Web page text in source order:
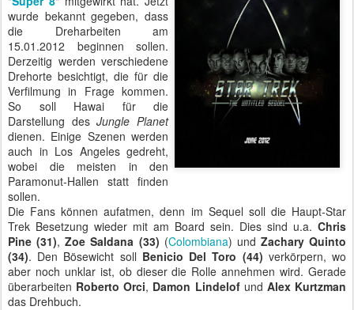
wurde bekannt gegeben, dass
die Dreharbeiten am
15.01.2012 beginnen sollen.
Derzeitig werden verschiedene
Drehorte besichtigt, die für die
Verfilmung in Frage kommen.
So soll Hawai für die
Darstellung desJungle Planet
dienen. Einige Szenen werden
auch in Los Angeles gedreht,
wobei die meisten in den
Paramonut-Hallen statt finden
sollen.
Die Fans können aufatmen, denn im Sequel soll die Haupt-Star
Trek Besetzung wieder mit am Board sein. Dies sind u.a. Chris
Pine (31),Zoe Saldana (33) (Colombiana) und Zachary Quinto
(34). Den Bösewicht soll Benicio Del Toro (44) verkörpern, wo
aber noch unklar ist, ob dieser die Rolle annehmen wird. Gerade
überarbeiten Roberto Orci, Damon Lindelof und Alex Kurtzman
das Drehbuch.